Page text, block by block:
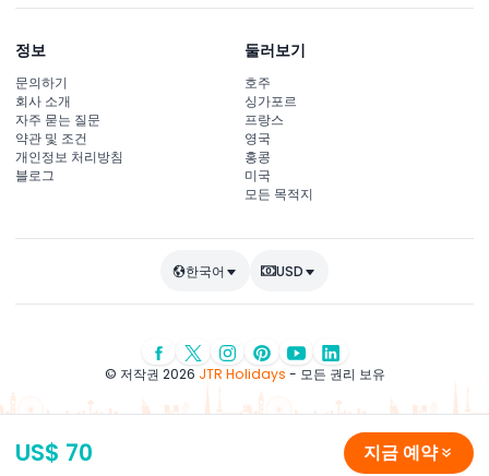
US$ 70 지금 예약
정보
문의하기
회사 소개
자주 묻는 질문
약관 및 조건
개인정보 처리방침
블로그
둘러보기
호주
싱가포르
프랑스
영국
홍콩
미국
모든 목적지
한국어 USD
© 저작권 2026 JTR Holidays - 모든 권리 보유